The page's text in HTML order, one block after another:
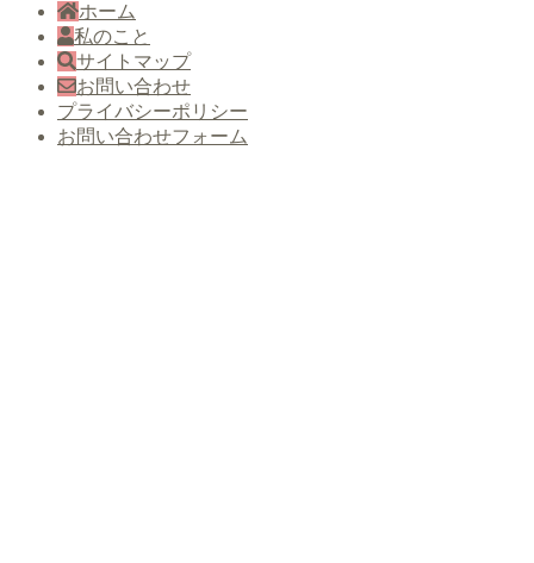
ホーム
私のこと
サイトマップ
お問い合わせ
プライバシーポリシー
お問い合わせフォーム